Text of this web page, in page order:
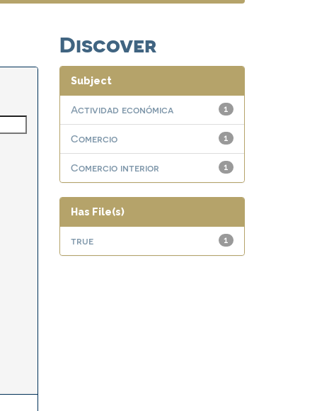
Discover
Subject
1
Actividad económica
1
Comercio
1
Comercio interior
Has File(s)
1
true